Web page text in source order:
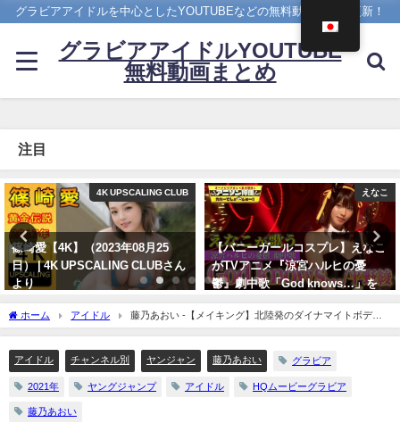
グラビアアイドルを中心としたYOUTUBEなどの無料動画を日々更新！
グラビアアイドルYOUTUBE
無料動画まとめ
注目
えなこ
【バニーガールコスプレ】えなこ
がTVアニメ『涼宮ハルヒの憂
鬱』劇中歌「God knows…」を
神カバー！！
4K UPSCALING CLUB
吉岡里帆(Riho Yoshioka)【4K】
（2022年10月19日） | 4K
UPSCALING CLUBさんより
ホーム アイドル
藤乃あおい -【メイキング】北陸発のダイナマイトボディ
藤乃あおいちゃんのYJ初グラビア!! 【グラビア】【公式】Aoi Fujino（2021年02月10
アイドル
チャンネル別 ヤンジャン 藤乃あおい グラビア
2021年 ヤングジャンプ アイドル HQムービーグラビア
藤乃あおい